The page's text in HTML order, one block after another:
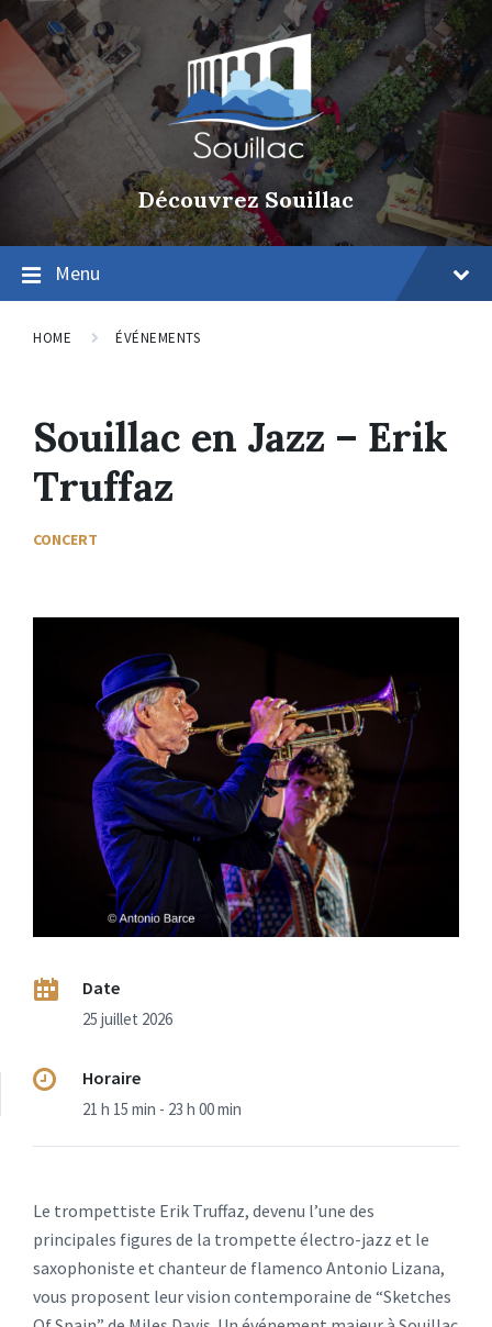
Découvrez Souillac
Menu
HOME ÉVÉNEMENTS
Souillac en Jazz – Erik
Truffaz
CONCERT
Date
25 juillet 2026
Horaire
21 h 15 min - 23 h 00 min
Le trompettiste Erik Truffaz, devenu l’une des
principales figures de la trompette électro-jazz et le
saxophoniste et chanteur de flamenco Antonio Lizana,
vous proposent leur vision contemporaine de “Sketches